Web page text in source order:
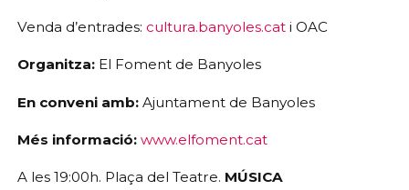
Venda d’entrades: cultura.banyoles.cat i OAC
Organitza: El Foment de Banyoles
En conveni amb: Ajuntament de Banyoles
Més informació: www.elfoment.cat
A les 19:00h. Plaça del Teatre. MÚSICA